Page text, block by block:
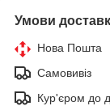
Умови
Нова Пошта
Самовивіз
Кур'єром до